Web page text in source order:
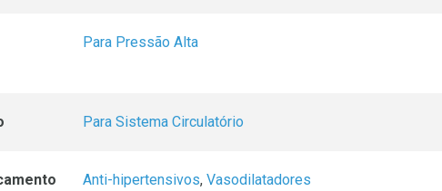
Para Pressão Alta
Para Sistema Circulatório
Anti-hipertensivos, Vasodilatadores